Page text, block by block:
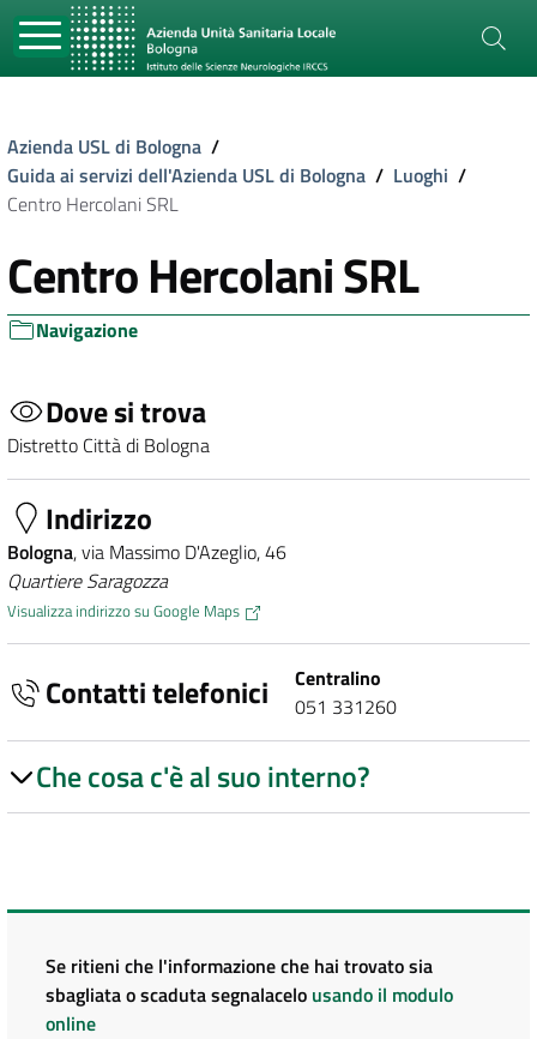
Azienda USL di Bologna /
Guida ai servizi dell'Azienda USL di Bologna / Luoghi /
Centro Hercolani SRL
Centro Hercolani SRL
Navigazione
Dove si trova
Distretto Città di Bologna
Indirizzo
Bologna, via Massimo D'Azeglio, 46
Quartiere Saragozza
Visualizza indirizzo su Google Maps
Contatti telefonici
Centralino
051 331260
Che cosa c'è al suo interno?
Se ritieni che l'informazione che hai trovato sia
sbagliata o scaduta segnalacelo usando il modulo
online